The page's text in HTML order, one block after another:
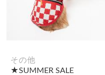
その他
★SUMMER SALE